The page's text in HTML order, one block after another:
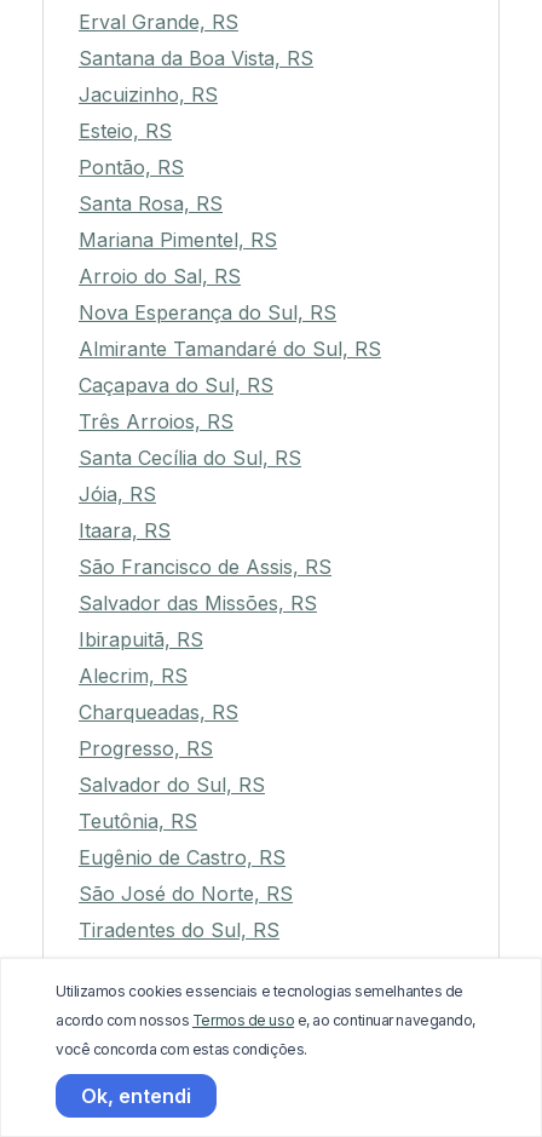
Erval Grande, RS
Santana da Boa Vista, RS
Jacuizinho, RS
Esteio, RS
Pontão, RS
Santa Rosa, RS
Mariana Pimentel, RS
Arroio do Sal, RS
Nova Esperança do Sul, RS
Almirante Tamandaré do Sul, RS
Caçapava do Sul, RS
Três Arroios, RS
Santa Cecília do Sul, RS
Jóia, RS
Itaara, RS
São Francisco de Assis, RS
Salvador das Missões, RS
Ibirapuitã, RS
Alecrim, RS
Charqueadas, RS
Progresso, RS
Salvador do Sul, RS
Teutônia, RS
Eugênio de Castro, RS
São José do Norte, RS
Tiradentes do Sul, RS
Cerro Grande do Sul, RS
Fontoura Xavier, RS
Nova Prata, RS
Vila Maria, RS
Utilizamos cookies essenciais e tecnologias semelhantes de
acordo com nossos Termos de uso e, ao continuar navegando,
você concorda com estas condições.
Ok, entendi